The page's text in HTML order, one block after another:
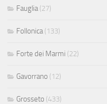
Fauglia (27)
Follonica (133)
Forte dei Marmi (22)
Gavorrano (12)
Grosseto (433)